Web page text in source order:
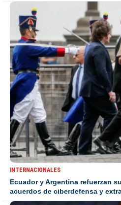
INTERNACIONALES
Ecuador y Argentina refuerzan
acuerdos de ciberdefensa y